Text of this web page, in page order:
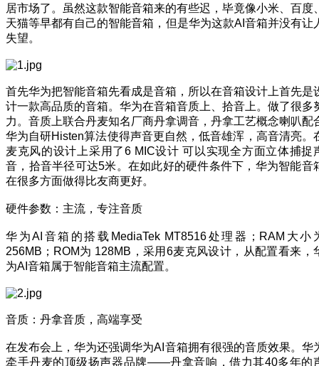
居市场了。虽然这款智能音箱来的有些迟，毕竟像小米、百度
天猫等早都有自己的智能音箱，但是华为这款AI音箱并没有让
失望。
首先华为把智能音箱先看成是音箱，所以在音箱设计上首先是
计一款高品质的音箱。华为在音箱音质上、拾音上。做了很多
力。音质上联合丹麦知名厂商丹拿调音，丹拿工艺概念喇叭配
华为自研Histen算法使得声音更自然，低音雄浑，高音清亮。
麦克风的设计上采用了6 MIC设计 可以实现全方面立体捕捉
音，拾音半径可达5米。在如此好的硬件条件下，华为智能音
在很多方面做得比友商更好。
硬件参数：主流，专注音质
华为AI音箱的搭载MediaTek MT8516处理器；RAM大小
256MB；ROM为 128MB，采用6麦克风设计，从配置看来，
为AI音箱属于智能音箱主流配置。
音质：丹拿音质，高端享受
在发布会上，华为还强调华为AI音箱拥有很强的音质效果。华
牵手丹麦的顶级扬声器品牌——丹拿音响，借力其40多年的